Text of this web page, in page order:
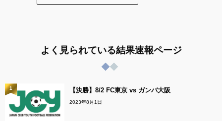
よく見られている結果速報ページ
【決勝】8/2 FC東京 vs ガンバ大阪
2023年8月1日
1